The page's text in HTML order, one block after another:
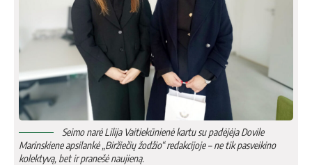
Seimo narė Lilija Vaitiekūnienė kartu su padėjėja Dovile
Marinskiene apsilankė „Biržiečių žodžio“ redakcijoje – ne tik pasveikino
kolektyvą, bet ir pranešė naujieną.